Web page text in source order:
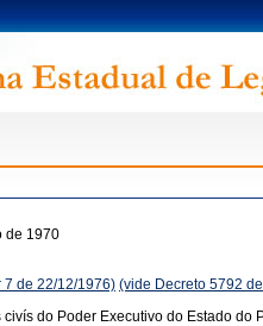
de 1970
de 22/12/1976) (vide Decreto 5792
do Poder Executivo do Estado do